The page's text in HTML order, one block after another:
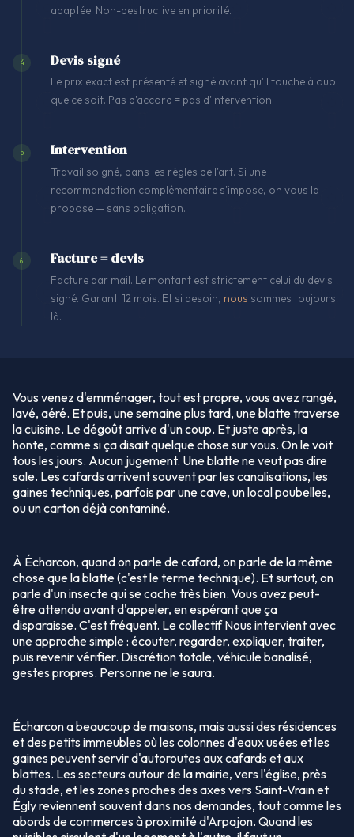
adaptée. Non-destructive en priorité.
4 Devis signé
Le prix exact est présenté et signé avant qu'il touche à quoi
que ce soit. Pas d'accord = pas d'intervention.
5 Intervention
Travail soigné, dans les règles de l'art. Si une
recommandation complémentaire s'impose, on vous la
propose — sans obligation.
6 Facture = devis
Facture par mail. Le montant est strictement celui du devis
signé. Garanti 12 mois. Et si besoin, nous sommes toujours
là.
Vous venez d'emménager, tout est propre, vous avez rangé,
lavé, aéré. Et puis, une semaine plus tard, une blatte traverse
la cuisine. Le dégoût arrive d'un coup. Et juste après, la
honte, comme si ça disait quelque chose sur vous. On le voit
tous les jours. Aucun jugement. Une blatte ne veut pas dire
sale. Les cafards arrivent souvent par les canalisations, les
gaines techniques, parfois par une cave, un local poubelles,
ou un carton déjà contaminé.
À Écharcon, quand on parle de cafard, on parle de la même
chose que la blatte (c'est le terme technique). Et surtout, on
parle d'un insecte qui se cache très bien. Vous avez peut-
être attendu avant d'appeler, en espérant que ça
disparaisse. C'est fréquent. Le collectif Nous intervient avec
une approche simple : écouter, regarder, expliquer, traiter,
puis revenir vérifier. Discrétion totale, véhicule banalisé,
gestes propres. Personne ne le saura.
Écharcon a beaucoup de maisons, mais aussi des résidences
et des petits immeubles où les colonnes d'eaux usées et les
gaines peuvent servir d'autoroutes aux cafards et aux
blattes. Les secteurs autour de la mairie, vers l'église, près
du stade, et les zones proches des axes vers Saint-Vrain et
Égly reviennent souvent dans nos demandes, tout comme les
abords de commerces à proximité d'Arpajon. Quand les